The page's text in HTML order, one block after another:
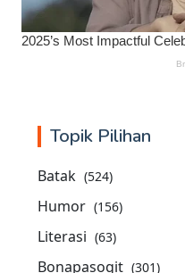
Topik Pilihan
Batak (524)
Humor (156)
Literasi (63)
Bonapasogit (301)